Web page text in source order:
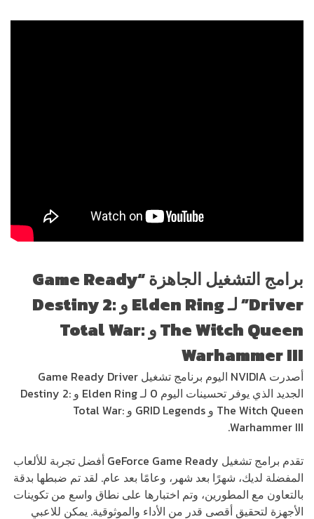
برامج التشغيل الجاهزة“
Game Ready
Driver” لـElden Ring و Destiny 2:
The Witch Queenو Total War:
Warhammer III
أصدرت NVIDIA اليوم برنامج تشغيل Game Ready Driver
الجديد الذي يوفر تحسينات اليوم 0 لـ Elden Ring و Destiny 2:
The Witch Queen و GRID Legends و Total War:
Warhammer III.
تقدم برامج تشغيل GeForce Game Ready أفضل تجربة للألعاب
المفضلة لديك، شهرًا بعد شهر، وعامًا بعد عام. لقد تم ضبطها بدقة
بالتعاون مع المطورين، وتم اختبارها على نطاق واسع من تكوينات
الأجهزة لتحقيق أقصى قدر من الأداء والموثوقية. يمكن للاعبي